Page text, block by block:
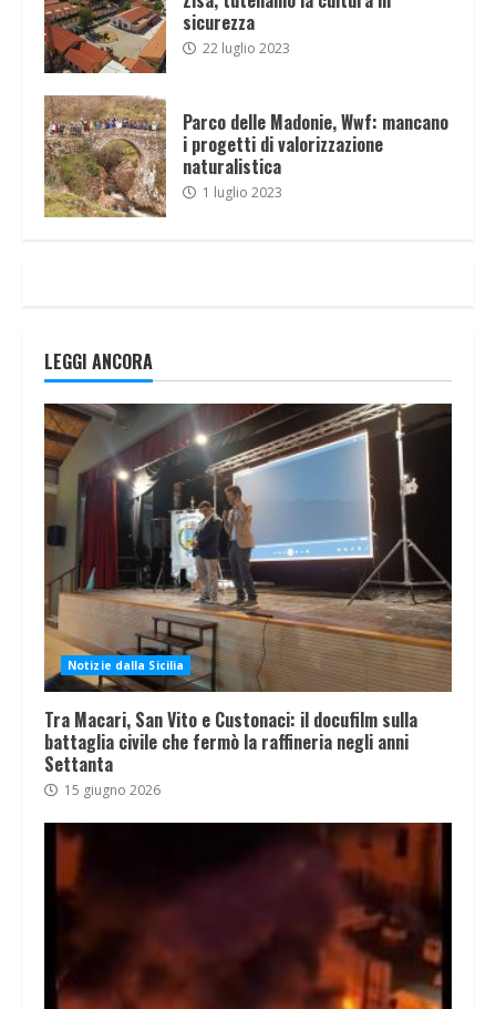
sicurezza
22 luglio 2023
Parco delle Madonie, Wwf: mancano
i progetti di valorizzazione
naturalistica
1 luglio 2023
LEGGI ANCORA
Notizie dalla Sicilia
Tra Macari, San Vito e Custonaci: il docufilm sulla
battaglia civile che fermò la raffineria negli anni
Settanta
15 giugno 2026